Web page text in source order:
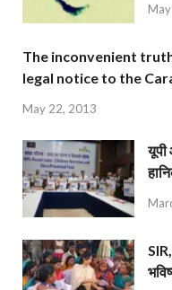
The inconvenient
legal notice to the
May 22, 2013
यूपी